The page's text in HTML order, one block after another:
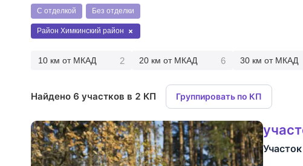
С отделкой Без отделки
Район Химкинский район
10 км от МКАД 2 20 км от МКАД 6 30 км от МКАД
Найдено 6 участков в 2 КП Группировать по КП